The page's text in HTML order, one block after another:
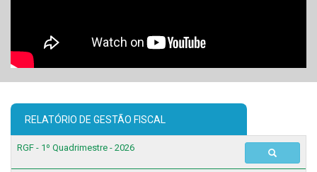
RELATÓRIO DE GESTÃO FISCAL
RGF - 1º Quadrimestre - 2026